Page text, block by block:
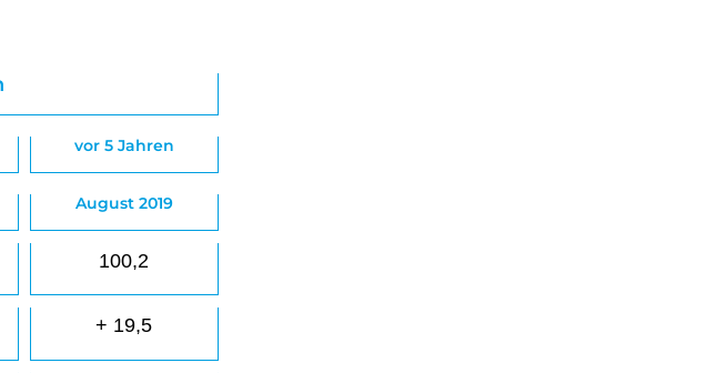
vor 5 Jahren
August 2019
100,2
+ 19,5